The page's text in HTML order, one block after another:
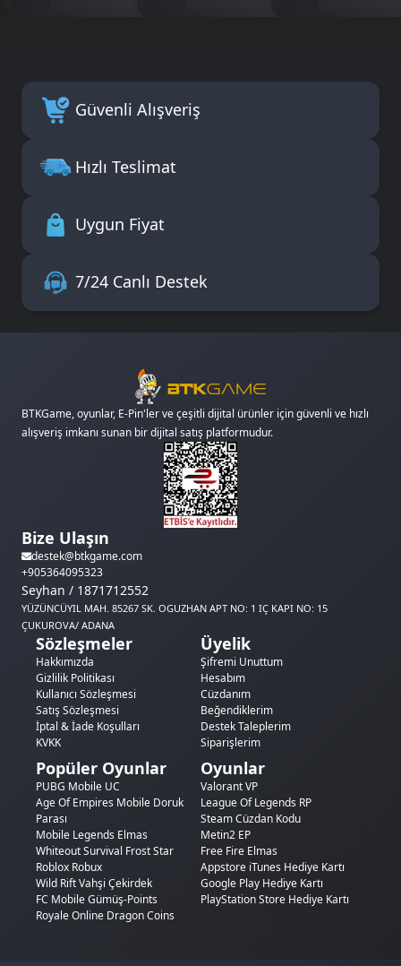
Güvenli Alışveriş
Hızlı Teslimat
Uygun Fiyat
7/24 Canlı Destek
BTKGame, oyunlar, E-Pin'ler ve çeşitli dijital ürünler için güvenli ve hızlı
alışveriş imkanı sunan bir dijital satış platformudur.
Bize Ulaşın
destek@btkgame.com
+905364095323
Seyhan / 1871712552
YÜZÜNCÜYIL MAH. 85267 SK. OGUZHAN APT NO: 1 IÇ KAPI NO: 15
ÇUKUROVA/ ADANA
Sözleşmeler
Hakkımızda
Gizlilik Politikası
Kullanıcı Sözleşmesi
Satış Sözleşmesi
İptal & İade Koşulları
KVKK
Üyelik
Şifremi Unuttum
Hesabım
Cüzdanım
Beğendiklerim
Destek Taleplerim
Siparişlerim
Popüler Oyunlar
PUBG Mobile UC
Age Of Empires Mobile Doruk
Parası
Mobile Legends Elmas
Whiteout Survival Frost Star
Roblox Robux
Wild Rift Vahşi Çekirdek
FC Mobile Gümüş-Points
Royale Online Dragon Coins
Oyunlar
Valorant VP
League Of Legends RP
Steam Cüzdan Kodu
Metin2 EP
Free Fire Elmas
Appstore iTunes Hediye Kartı
Google Play Hediye Kartı
PlayStation Store Hediye Kartı